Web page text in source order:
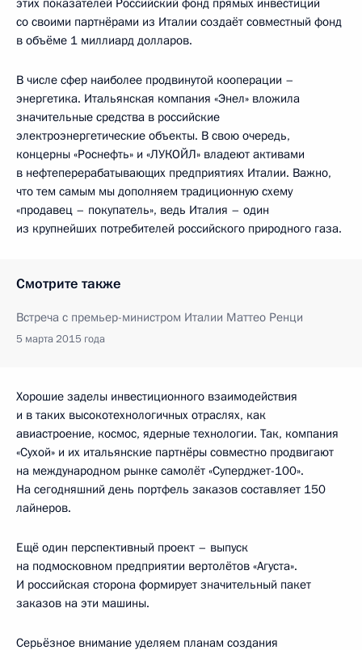
со своими партнёрами из Италии создаёт совместный фонд
в объёме 1 миллиард долларов.
В числе сфер наиболее продвинутой кооперации –
энергетика. Итальянская компания «Энел» вложила
значительные средства в российские
электроэнергетические объекты. В свою очередь,
концерны «Роснефть» и «ЛУКОЙЛ» владеют активами
в нефтеперерабатывающих предприятиях Италии. Важно,
что тем самым мы дополняем традиционную схему
«продавец – покупатель», ведь Италия – один
из крупнейших потребителей российского природного газа.
Смотрите также
Встреча с премьер-министром Италии Маттео Ренци
5 марта 2015 года
Хорошие заделы инвестиционного взаимодействия
и в таких высокотехнологичных отраслях, как
авиастроение, космос, ядерные технологии. Так, компания
«Сухой» и их итальянские партнёры совместно продвигают
на международном рынке самолёт «Суперджет-100».
На сегодняшний день портфель заказов составляет 150
лайнеров.
Ещё один перспективный проект – выпуск
на подмосковном предприятии вертолётов «Агуста».
И российская сторона формирует значительный пакет
заказов на эти машины.
Серьёзное внимание уделяем планам создания